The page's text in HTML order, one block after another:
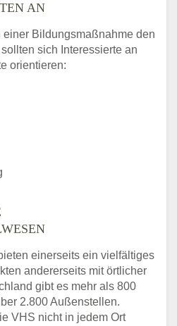
AN
einer Bildungsmaßnahme den
sich Interessierte an
orientieren:
einerseits ein vielfältiges
andererseits mit örtlicher
gibt es mehr als 800
2.800 Außenstellen.
VHS nicht in jedem Ort